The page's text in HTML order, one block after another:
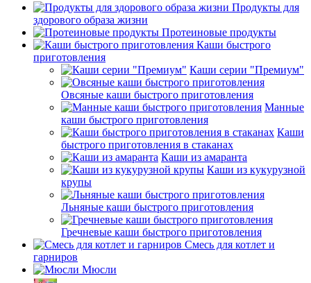
Продукты для
здорового образа жизни
Протеиновые продукты
Каши быстрого
приготовления
Каши серии "Премиум"
Овсяные каши быстрого приготовления
Манные
каши быстрого приготовления
Каши
быстрого приготовления в стаканах
Каши из амаранта
Каши из кукурузной
крупы
Льняные каши быстрого приготовления
Гречневые каши быстрого приготовления
Смесь для котлет и
гарниров
Мюсли